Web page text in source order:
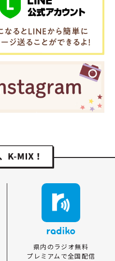
県内のラジオ無料
プレミアムで全国配信